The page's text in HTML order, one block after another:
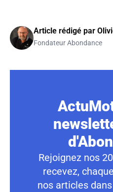
Article rédigé par
Fondateur Abondance
Rejoignez nos
recevez,
nos articles